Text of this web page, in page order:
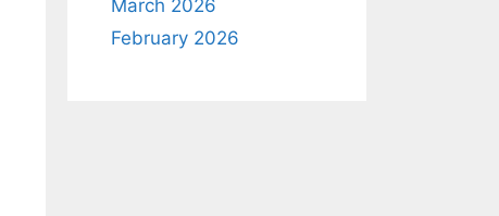
March 2026
February 2026